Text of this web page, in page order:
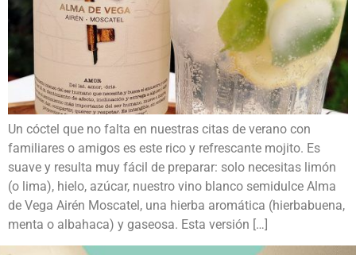
Un cóctel que no falta en nuestras citas de verano con
familiares o amigos es este rico y refrescante mojito. Es
suave y resulta muy fácil de preparar: solo necesitas limón
(o lima), hielo, azúcar, nuestro vino blanco semidulce Alma
de Vega Airén Moscatel, una hierba aromática (hierbabuena,
menta o albahaca) y gaseosa. Esta versión […]